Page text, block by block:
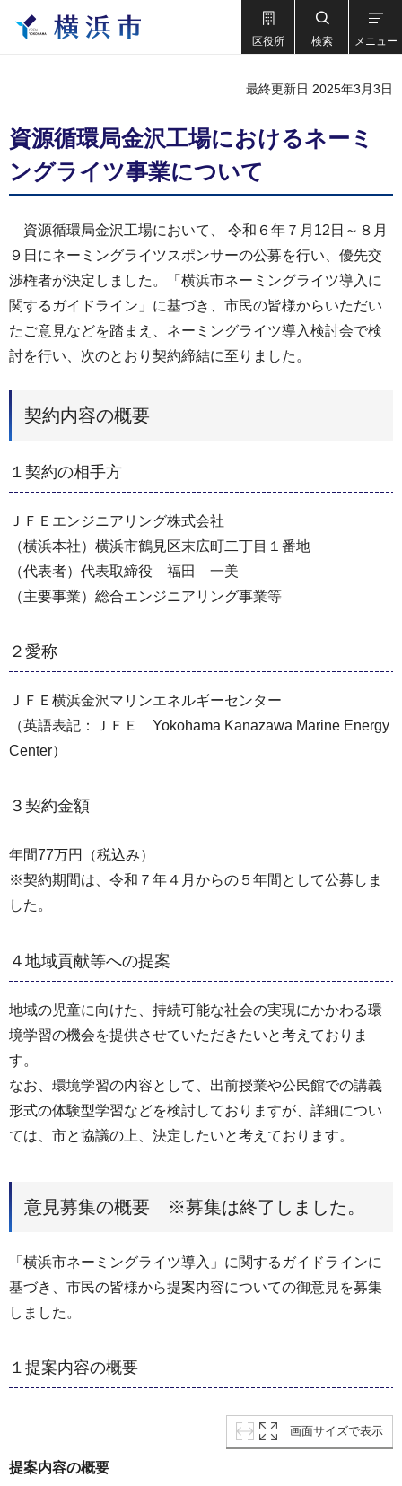
区役所 検索 メニュー
最終更新日 2025年3月3日
資源循環局金沢工場におけるネーミ
ングライツ事業について
資源循環局金沢工場において、 令和６年７月12日～８月
９日にネーミングライツスポンサーの公募を行い、優先交
渉権者が決定しました。「横浜市ネーミングライツ導入に
関するガイドライン」に基づき、市民の皆様からいただい
たご意見などを踏まえ、ネーミングライツ導入検討会で検
討を行い、次のとおり契約締結に至りました。
契約内容の概要
１契約の相手方
ＪＦＥエンジニアリング株式会社
（横浜本社）横浜市鶴見区末広町二丁目１番地
（代表者）代表取締役 福田 一美
（主要事業）総合エンジニアリング事業等
２愛称
ＪＦＥ横浜金沢マリンエネルギーセンター
（英語表記：ＪＦＥ Yokohama Kanazawa Marine Energy
Center）
３契約金額
年間77万円（税込み）
※契約期間は、令和７年４月からの５年間として公募しま
した。
４地域貢献等への提案
地域の児童に向けた、持続可能な社会の実現にかかわる環
境学習の機会を提供させていただきたいと考えておりま
す。
なお、環境学習の内容として、出前授業や公民館での講義
形式の体験型学習などを検討しておりますが、詳細につい
ては、市と協議の上、決定したいと考えております。
意見募集の概要 ※募集は終了しました。
「横浜市ネーミングライツ導入」に関するガイドラインに
基づき、市民の皆様から提案内容についての御意見を募集
しました。
１提案内容の概要
画面サイズで表示
提案内容の概要